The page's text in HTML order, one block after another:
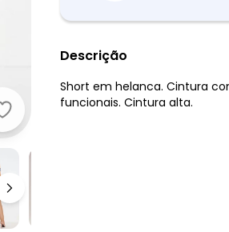
Marguerite - Short Vermelho Plus
Descrição
Short em helanca. Cintura
funcionais. Cintura alta.